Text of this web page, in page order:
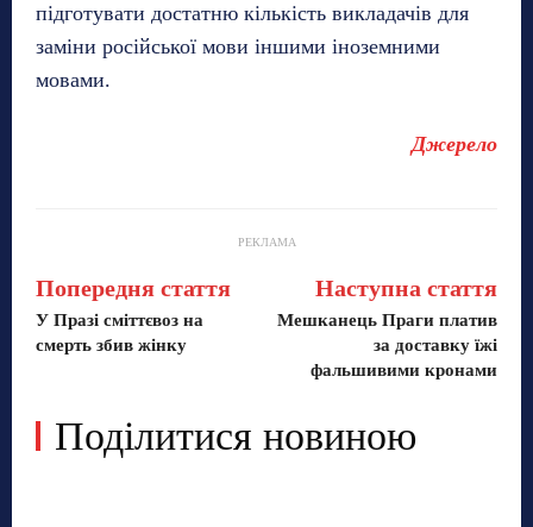
підготувати достатню кількість викладачів для
заміни російської мови іншими іноземними
мовами.
Джерело
РЕКЛАМА
Попередня стаття
У Празі сміттєвоз на
смерть збив жінку
Наступна стаття
Мешканець Праги платив
за доставку їжі
фальшивими кронами
Поділитися новиною